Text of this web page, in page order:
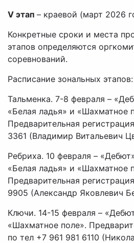
V этап – краевой (март 2026
Конкретные сроки и места
этапов определяются
соревнований.
Расписание зональных этапов:
Тальменка. 7-8 февраля –
«Белая ладья» и «Шахматное
Предварительная
3361 (Владимир Витальевич
Ребриха. 10 февраля –
«Белая ладья» и «Шахматное
Предварительная
9905 (Александр Яковлевич
Ключи. 14-15 февраля –
«Шахматное поле».
по тел +7 961 981 6110